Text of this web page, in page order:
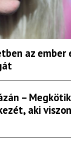
az
–
aki